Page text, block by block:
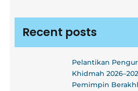
Recent posts
Pelantikan
Khidmah
Pemimpin